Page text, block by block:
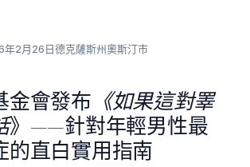
年2月26日德克薩斯州奧斯汀市
金會發布 《如果這對睪
》——針對年輕男性最
的直白實用指南